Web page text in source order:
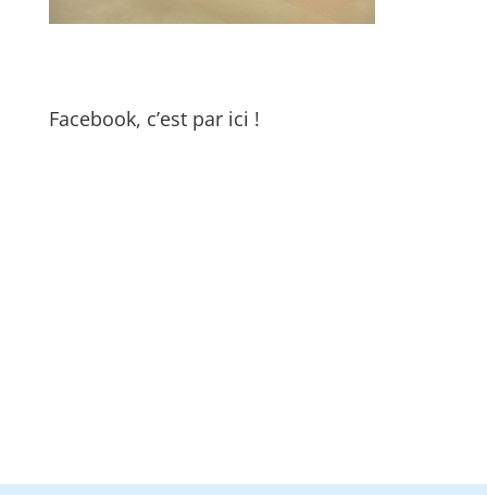
Facebook, c’est par ici !